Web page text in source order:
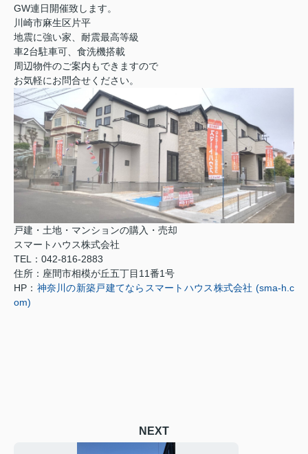
GW連日開催致します。
川崎市麻生区片平
地震に強い家、耐震最高等級
車2台駐車可、食洗機搭載
周辺物件のご案内もできますので
お気軽にお問合せください。
戸建・土地・マンションの購入・売却
スマートハウス株式会社
TEL ： 042-816-2883
住所：座間市相模が丘五丁目 11番1号
HP ： 神奈川の新築戸建てならスマートハウス株式会社 (sma-h.c
om)
NEXT